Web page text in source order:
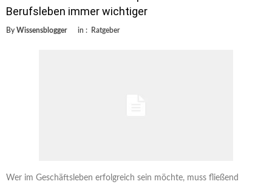
Berufsleben immer wichtiger
By Wissensblogger in : Ratgeber
Wer im Geschäftsleben erfolgreich sein möchte, muss fließend